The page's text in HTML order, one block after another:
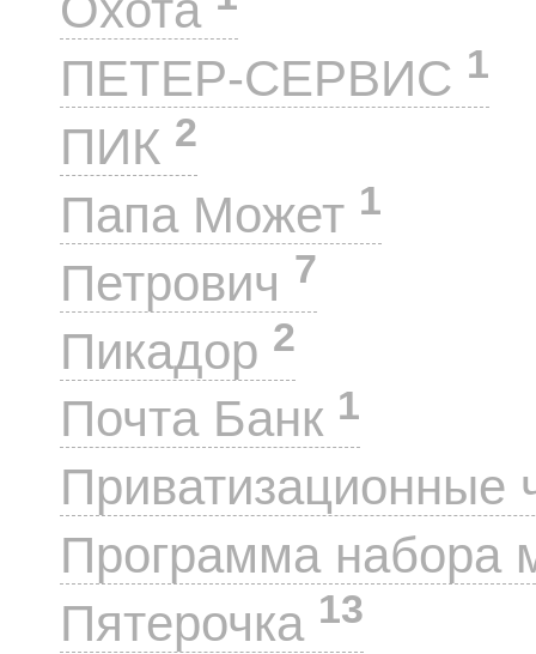
ПЕТЕР-СЕРВИС 1
ПИК 2
Папа Может 1
Петрович 7
Пикадор 2
Почта Банк 1
Приватизационные
Программа набора
Пятерочка 13